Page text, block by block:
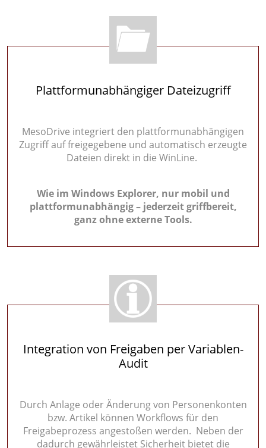
Plattformunabhängiger Dateizugriff
MesoDrive integriert den plattformunabhängigen
Zugriff auf freigegebene und automatisch erzeugte
Dateien direkt in die WinLine.
Wie im Windows Explorer, nur mobil und
plattformunabhängig – jederzeit griffbereit,
ganz ohne externe Tools.
Integration von Freigaben per Variablen-
Audit
Durch Anlage oder Änderung von Personenkonten
bzw. Artikel können Workflows für den
Freigabeprozess angestoßen werden. Neben der
dadurch gewährleistet Sicherheit bietet die